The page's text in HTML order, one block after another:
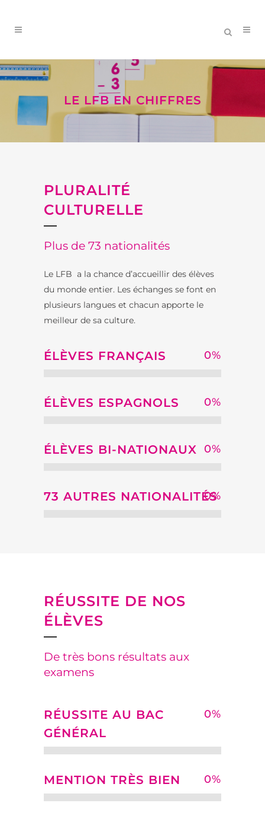
LE LFB EN CHIFFRES
PLURALITÉ
CULTURELLE
Plus de 73 nationalités
Le LFB a la chance d’accueillir des élèves
du monde entier. Les échanges se font en
plusieurs langues et chacun apporte le
meilleur de sa culture.
ÉLÈVES FRANÇAIS 0%
ÉLÈVES ESPAGNOLS 0%
ÉLÈVES BI-NATIONAUX 0%
73 AUTRES NATIONALITÉS
0%
RÉUSSITE DE NOS
ÉLÈVES
De très bons résultats aux
examens
RÉUSSITE AU BAC
GÉNÉRAL
0%
MENTION TRÈS BIEN 0%